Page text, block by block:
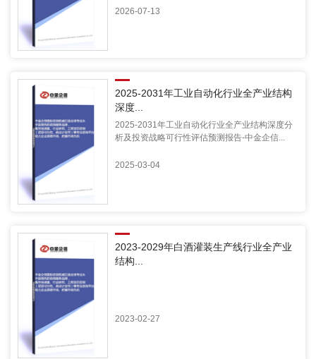
2026-07-13
2025-2031年工业自动化行业全产业结构
深度...
2025-2031年工业自动化行业全产业结构深度分
析及投资战略可行性评估预测报告-中金企信...
2025-03-04
2023-2029年白酒灌装生产线行业全产业
结构...
2023-02-27